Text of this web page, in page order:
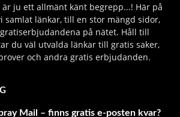
ju ett allmänt känt begrepp...! Här på
samlat länkar, till en stor mängd sidor,
på nätet. Håll till
du väl utvalda länkar till gratis saker,
och andra gratis erbjudanden.
Mail – finns gratis e-posten kvar?